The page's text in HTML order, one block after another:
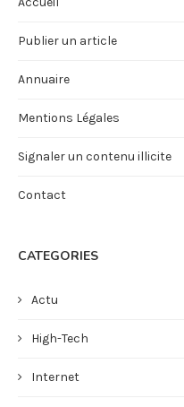
Publier un article
Annuaire
Mentions Légales
Signaler un contenu illicite
Contact
CATEGORIES
Actu
High-Tech
Internet